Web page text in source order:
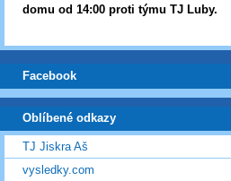
domu od 14:00 proti týmu TJ Luby.
Facebook
Oblíbené odkazy
TJ Jiskra Aš
vysledky.com